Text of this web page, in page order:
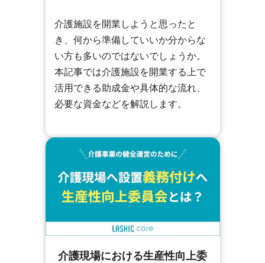
介護施設を開業しようと思ったと
き、何から準備していいか分からな
い方も多いのではないでしょうか。
本記事では介護施設を開業する上で
活用できる助成金や具体的な流れ、
必要な資金などを解説します。
介護現場における生産性向上委